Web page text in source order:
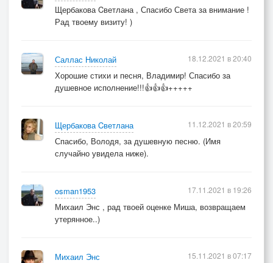
Щербакова Cветлана , Спасибо Света за внимание !
Рад твоему визиту! )
Саллас Николай
Хорошие стихи и песня, Владимир! Спасибо за
душевное исполнение!!!👍👍👍+++++
18.12.2021 в 20:40
Щербакова Cветлана
Спасибо, Володя, за душевную песню. (Имя
случайно увидела ниже).
11.12.2021 в 20:59
osman1953
Михаил Энс , рад твоей оценке Миша, возвращаем
утерянное..)
17.11.2021 в 19:26
Михаил Энс
15.11.2021 в 07:17